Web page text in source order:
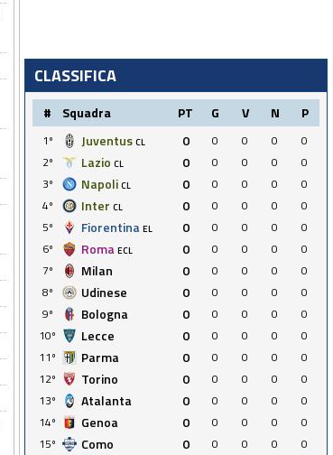
CLASSIFICA
# Squadra PT G V N P
1º Juventus CL 0 0 0 0
0
2º
Lazio CL 0 0 0 0
0
3º
Napoli CL 0 0 0 0
0
4º
Inter CL 0 0 0 0
0
5º
Fiorentina EL 0 0 0 0
0
6º
Roma ECL 0 0 0 0
0
7º
Milan 0 0 0 0
0
8º
Udinese 0 0 0 0
0
9º
Bologna 0 0 0 0
0
10º
Lecce 0 0 0 0
0
11º
Parma 0 0 0 0
0
12º
Torino 0 0 0 0
0
13º
Atalanta 0 0 0 0
0
14º
Genoa 0 0 0 0
0
15º
Como 0 0 0 0 0